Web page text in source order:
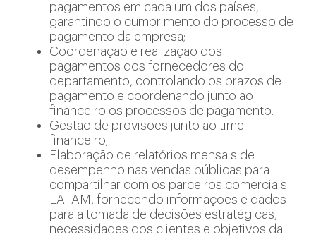
pagamentos em cada um dos países,
garantindo o cumprimento do processo de
pagamento da empresa;
Coordenação e realização dos
pagamentos dos fornecedores do
departamento, controlando os prazos de
pagamento e coordenando junto ao
financeiro os processos de pagamento.
Gestão de provisões junto ao time
financeiro;
Elaboração de relatórios mensais de
desempenho nas vendas públicas para
compartilhar com os parceiros comerciais
LATAM, fornecendo informações e dados
para a tomada de decisões estratégicas,
necessidades dos clientes e objetivos da